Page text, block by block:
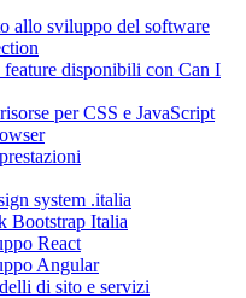
allo sviluppo del software
disponibili con Can I
per CSS e JavaScript
system .italia
Bootstrap Italia
React
Angular
di sito e servizi